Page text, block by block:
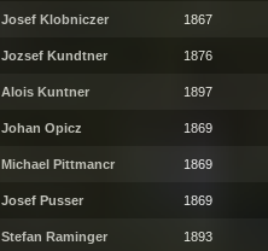
Josef Klobniczer 1867
Jozsef Kundtner 1876
Alois Kuntner 1897
Johan Opicz 1869
Michael Pittmancr 1869
Josef Pusser 1869
Stefan Raminger 1893